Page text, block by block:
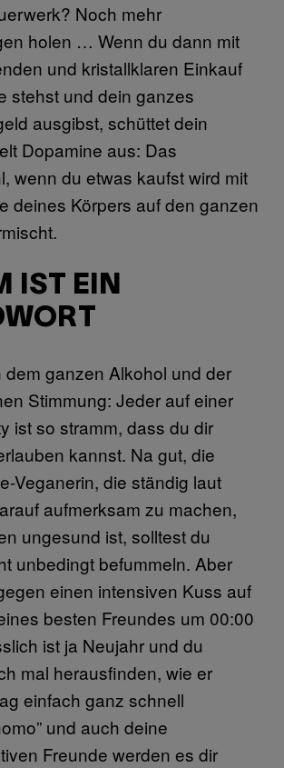
Noch mehr
holen … Wenn du dann mit
und kristallklaren Einkauf
stehst und dein ganzes
ausgibst, schüttet dein
Dopamine aus: Das
wenn du etwas kaufst wird mit
deines Körpers auf den ganzen
IST EIN
dem ganzen Alkohol und der
Stimmung: Jeder auf einer
ist so stramm, dass du dir
kannst. Na gut, die
Veganerin, die ständig laut
aufmerksam zu machen,
ungesund ist, solltest du
unbedingt befummeln. Aber
einen intensiven Kuss auf
besten Freundes um 00:00
ist ja Neujahr und du
mal herausfinden, wie er
einfach ganz schnell
und auch deine
Freunde werden es dir